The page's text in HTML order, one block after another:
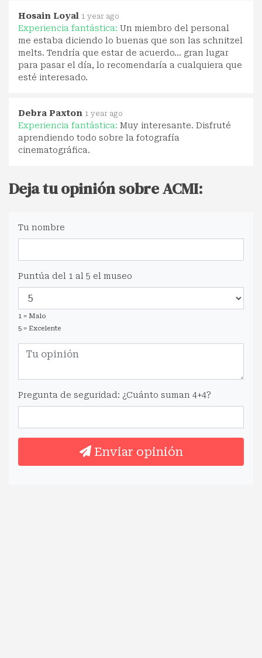
Hosain Loyal 1 year ago
Experiencia fantástica: Un miembro del personal
me estaba diciendo lo buenas que son las schnitzel
melts. Tendría que estar de acuerdo... gran lugar
para pasar el día, lo recomendaría a cualquiera que
esté interesado.
Debra Paxton 1 year ago
Experiencia fantástica: Muy interesante. Disfruté
aprendiendo todo sobre la fotografía
cinematográfica.
Deja tu opinión sobre ACMI:
Tu nombre
Puntúa del 1 al 5 el museo
1 = Malo
5 = Excelente
Pregunta de seguridad: ¿Cuánto suman 4+4?
Enviar opinión